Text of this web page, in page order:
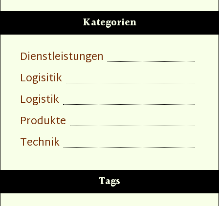
Kategorien
Dienstleistungen
Logisitik
Logistik
Produkte
Technik
Tags